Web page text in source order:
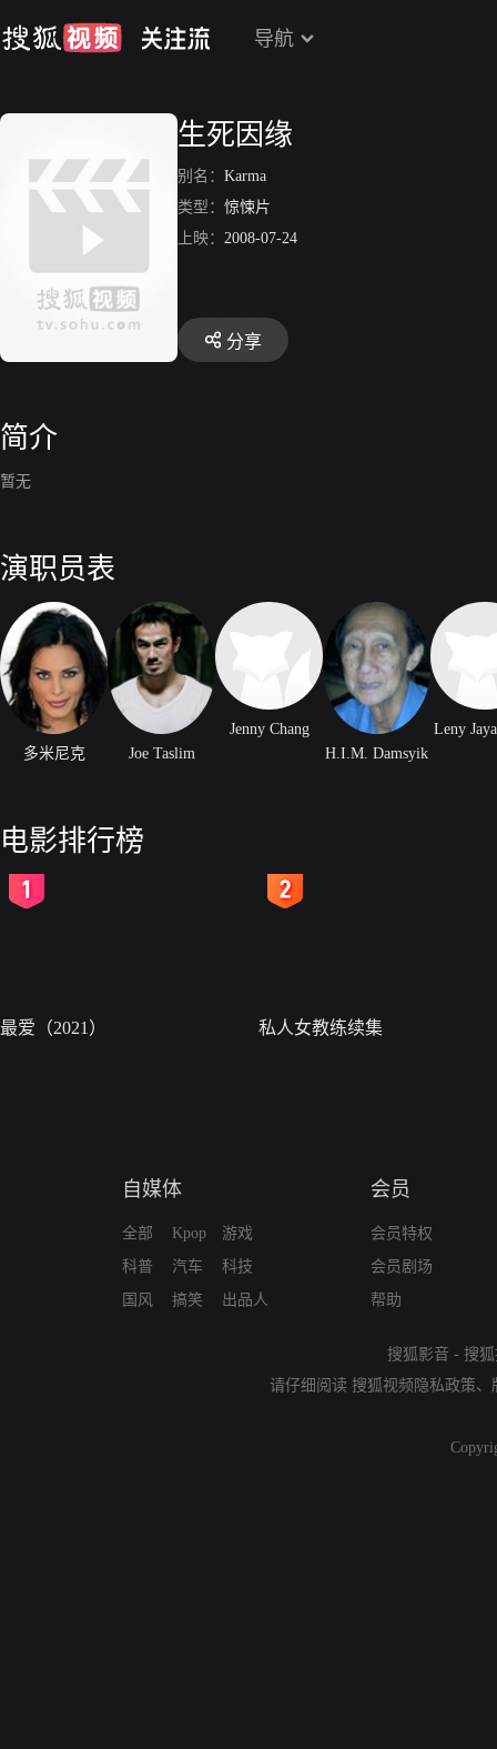
导航
生死因缘
别名： Karma
类型： 惊悚片
上映： 2008-07-24
分享
简介
暂无
演职员表
多米尼克 Joe Taslim
Jenny Chang
H.I.M. Damsyik
Leny
电影排行榜
最爱（2021） 私人女教练续集
自媒体
全部
科普
国风
Kpop
汽车
搞笑
游戏
科技
出品人
会员
会员特权
会员剧场
帮助
搜狐影音 - 搜
请仔细阅读 搜狐视频隐私政策、